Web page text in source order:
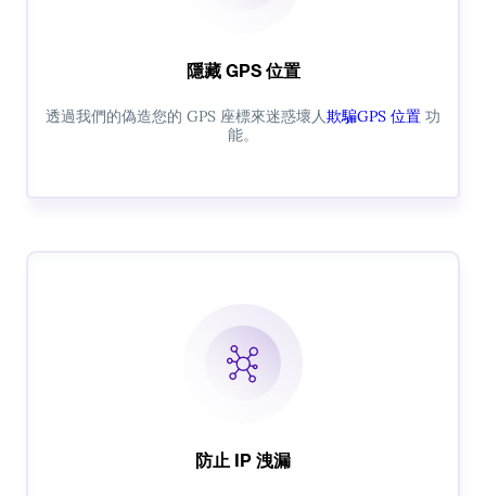
隱藏 GPS 位置
透過我們的偽造您的 GPS 座標來迷惑壞人欺騙GPS 位置 功
能。
防止 IP 洩漏